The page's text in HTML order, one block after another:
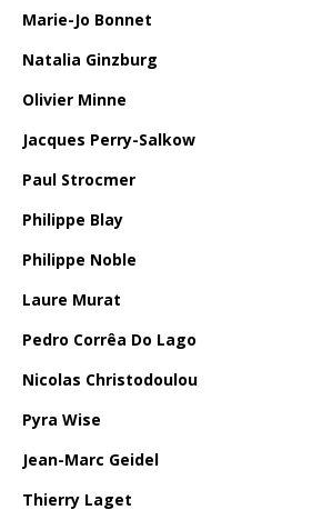
Marie-Jo Bonnet
Natalia Ginzburg
Olivier Minne
Jacques Perry-Salkow
Paul Strocmer
Philippe Blay
Philippe Noble
Laure Murat
Pedro Corrêa Do Lago
Nicolas Christodoulou
Pyra Wise
Jean-Marc Geidel
Thierry Laget